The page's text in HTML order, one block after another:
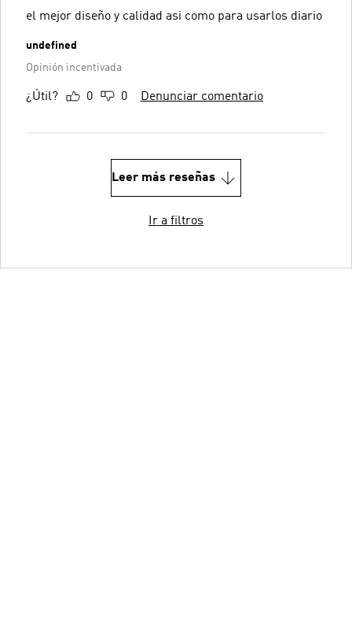
el mejor diseño y calidad asi como para usarlos diario
undefined
Opinión incentivada
¿Útil? 0 0 Denunciar comentario
Leer más reseñas
Ir a filtros